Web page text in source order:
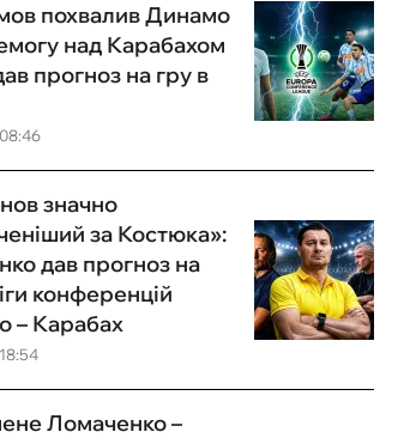
похвалив Динамо
над Карабахом
прогноз на гру в
значно
за Костюка»:
дав прогноз на
конференцій
– Карабах
Ломаченко –